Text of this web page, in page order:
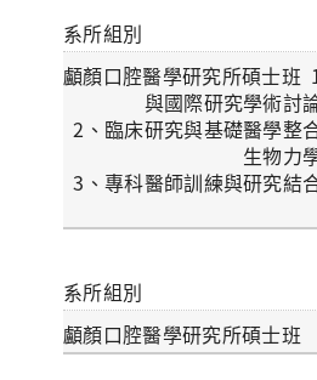
與國際研究學術討
2、臨床研究與基礎醫學整
生物力
3、專科醫師訓練與研究結